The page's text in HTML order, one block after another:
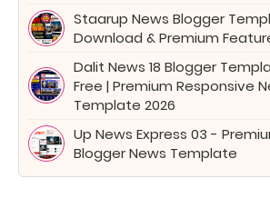
Staarup News Blogger
Download & Premium
Dalit News 18 Blogger
Free | Premium Responsive
Template 2026
Up News Express 03 -
Blogger News Template